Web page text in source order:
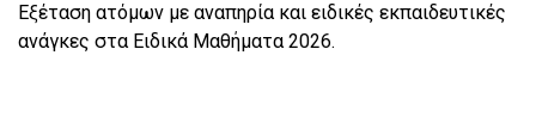
Εξέταση ατόμων με αναπηρία και ειδικές εκπαιδευτικές
ανάγκες στα Ειδικά Μαθήματα 2026.